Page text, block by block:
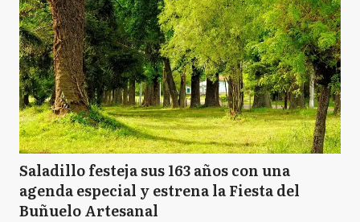
Saladillo festeja sus 163 años con una
agenda especial y estrena la Fiesta del
Buñuelo Artesanal